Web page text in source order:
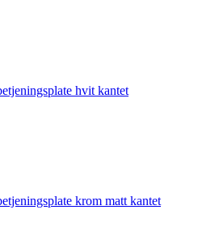
hvit kantet
krom matt kantet